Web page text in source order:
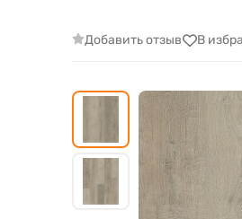
Добавить отзыв В